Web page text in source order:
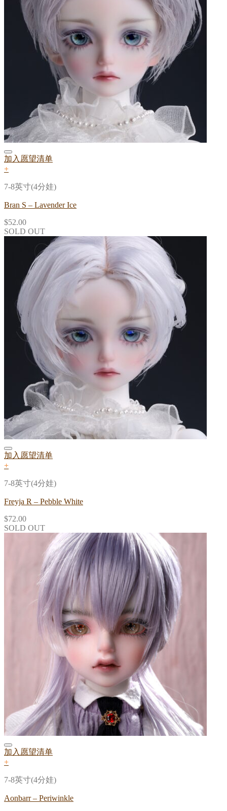
加入愿望清单
+
7-8英寸(4分娃)
Bran S – Lavender Ice
$52.00
SOLD OUT
加入愿望清单
+
7-8英寸(4分娃)
Freyja R – Pebble White
$72.00
SOLD OUT
加入愿望清单
+
7-8英寸(4分娃)
Aonbarr – Periwinkle